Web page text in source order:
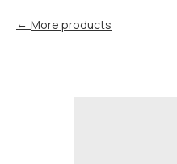
More products